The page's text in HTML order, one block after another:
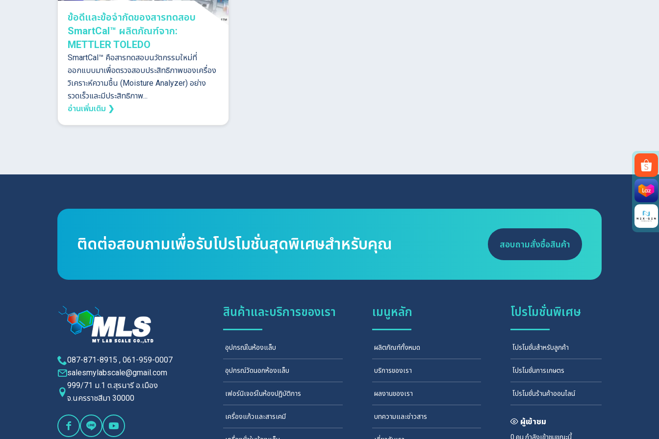
ข้อดีและข้อจำกัดของสารทดสอบ
SmartCal™ ผลิตภัณฑ์จาก:
METTLER TOLEDO
SmartCal™ คือสารทดสอบนวัตกรรมใหม่ที่
ออกแบบมาเพื่อตรวจสอบประสิทธิภาพของเครื่อง
วิเคราะห์ความชื้น (Moisture Analyzer) อย่าง
รวดเร็วและมีประสิทธิภาพ...
อ่านเพิ่มเติม ❯
ติดต่อสอบถามเพื่อรับโปรโมชั่นสุดพิเศษสำหรับคุณ สอบถามสั่งซื้อสินค้า
087-871-8915 , 061-959-0007
salesmylabscale@gmail.com
999/71 ม.1 ต.สุรนารี อ.เมือง
จ.นครราชสีมา 30000
สินค้าและบริการของเรา
อุปกรณ์ในห้องแล็บ
อุปกรณ์วัดนอกห้องแล็บ
เฟอร์นิเจอร์ในห้องปฏิบัติการ
เครื่องแก้วและสารเคมี
เมนูหลัก
ผลิตภัณฑ์ทั้งหมด
บริการของเรา
ผลงานของเรา
บทความและข่าวสาร
โปรโมชั่นพิเศษ
โปรโมชั่นสำหรับลูกค้า
โปรโมชั่นการเกษตร
โปรโมชั่นร้านค้าออนไลน์
ผู้เข้าชม
0 คน กำลังเข้าชมขณะนี้